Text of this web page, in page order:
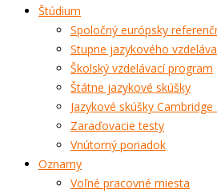
Štúdium
Spoločný európsky
Stupne jazykového
Školský vzdelávací program
Štátne jazykové skúšky
Jazykové skúšky Cambridge
Zaraďovacie testy
Vnútorný poriadok
Oznamy
Voľné pracovné miesta